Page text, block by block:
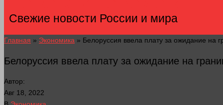
Свежие новости России и мира
Главная » Экономика » Белоруссия ввела плату за ожидание на
Белоруссия ввела плату за ожидание на
Автор:
Авг 18, 2022